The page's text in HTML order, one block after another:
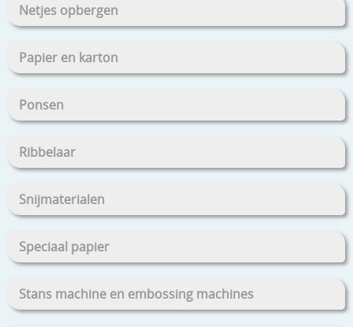
Netjes opbergen
Papier en karton
Ponsen
Ribbelaar
Snijmaterialen
Speciaal papier
Stans machine en embossing machines